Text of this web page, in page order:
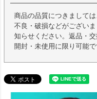
商品の品質につきまして
不良・破損などがござい
知らせください。返品・
開封・未使用に限り可能で